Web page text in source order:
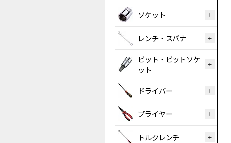
ソケット
レンチ・スパナ
ビット・ビットソケ
ット
ドライバー
プライヤー
トルクレンチ